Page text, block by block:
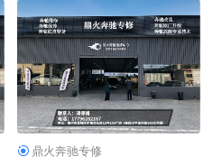
鼎火奔驰专修